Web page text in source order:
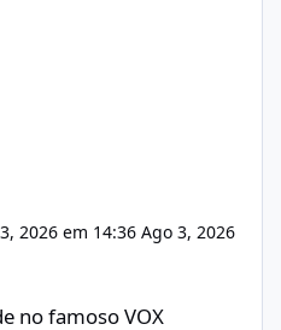
2026 em 14:36 Ago 3, 2026
no famoso VOX